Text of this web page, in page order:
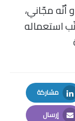
أنّه مجّاني،
استعماله
مشاركة
LinkedIn
إرسال